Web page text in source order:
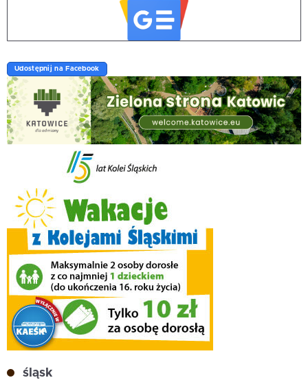
Udostępnij na Facebook
śląsk